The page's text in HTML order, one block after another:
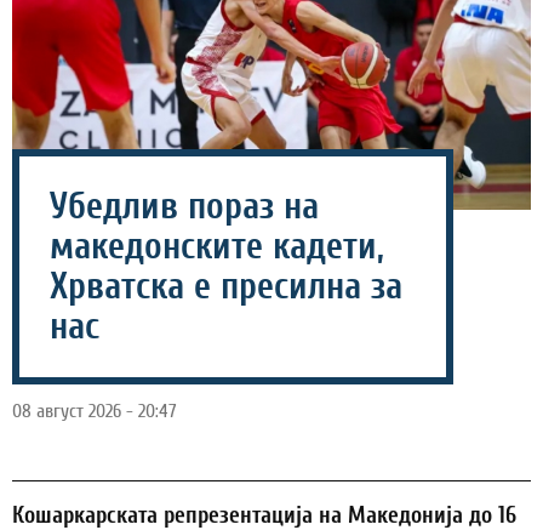
Убедлив пораз на
македонските кадети,
Хрватска е пресилна за
нас
08 август 2026 - 20:47
Кошаркарската репрезентација на Македонија до 16